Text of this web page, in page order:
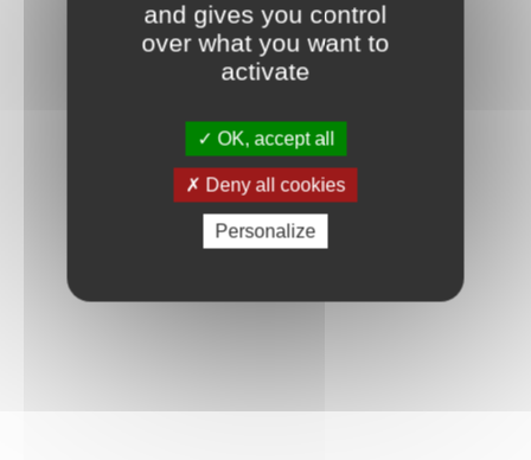
and gives you control
over what you want to
activate
OK, accept all
Deny all cookies
Personalize